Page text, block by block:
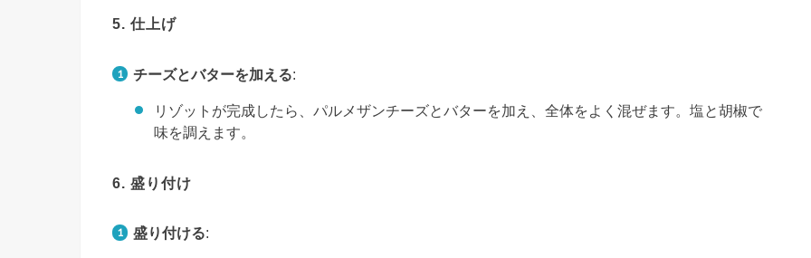
5. 仕上げ
チーズとバターを加える:
リゾットが完成したら、パルメザンチーズとバターを加え、全体をよく混ぜます。塩と胡椒で
味を調えます。
6. 盛り付け
盛り付ける: